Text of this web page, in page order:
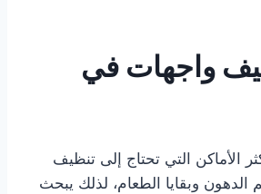
واجهات في
الأماكن التي تحتاج إلى تنظيف
وبقايا الطعام، لذلك يبحث